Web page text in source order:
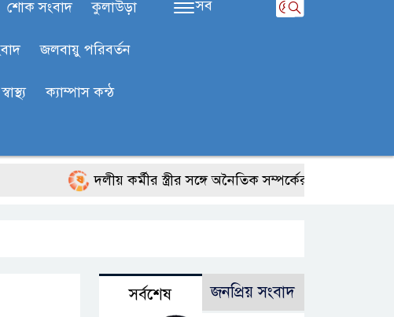
শোক সংবাদ কুলাউড়া
জলবায়ু পরিবর্তন
স্বাস্থ্য ক‍্যাম্পাস কন্ঠ
সব
দলীয় কর্মীর স্ত্রীর সঙ্গে অনৈতিক সম্পর্কের অভিযোগে
সর্বশেষ জনপ্রিয় সংবাদ